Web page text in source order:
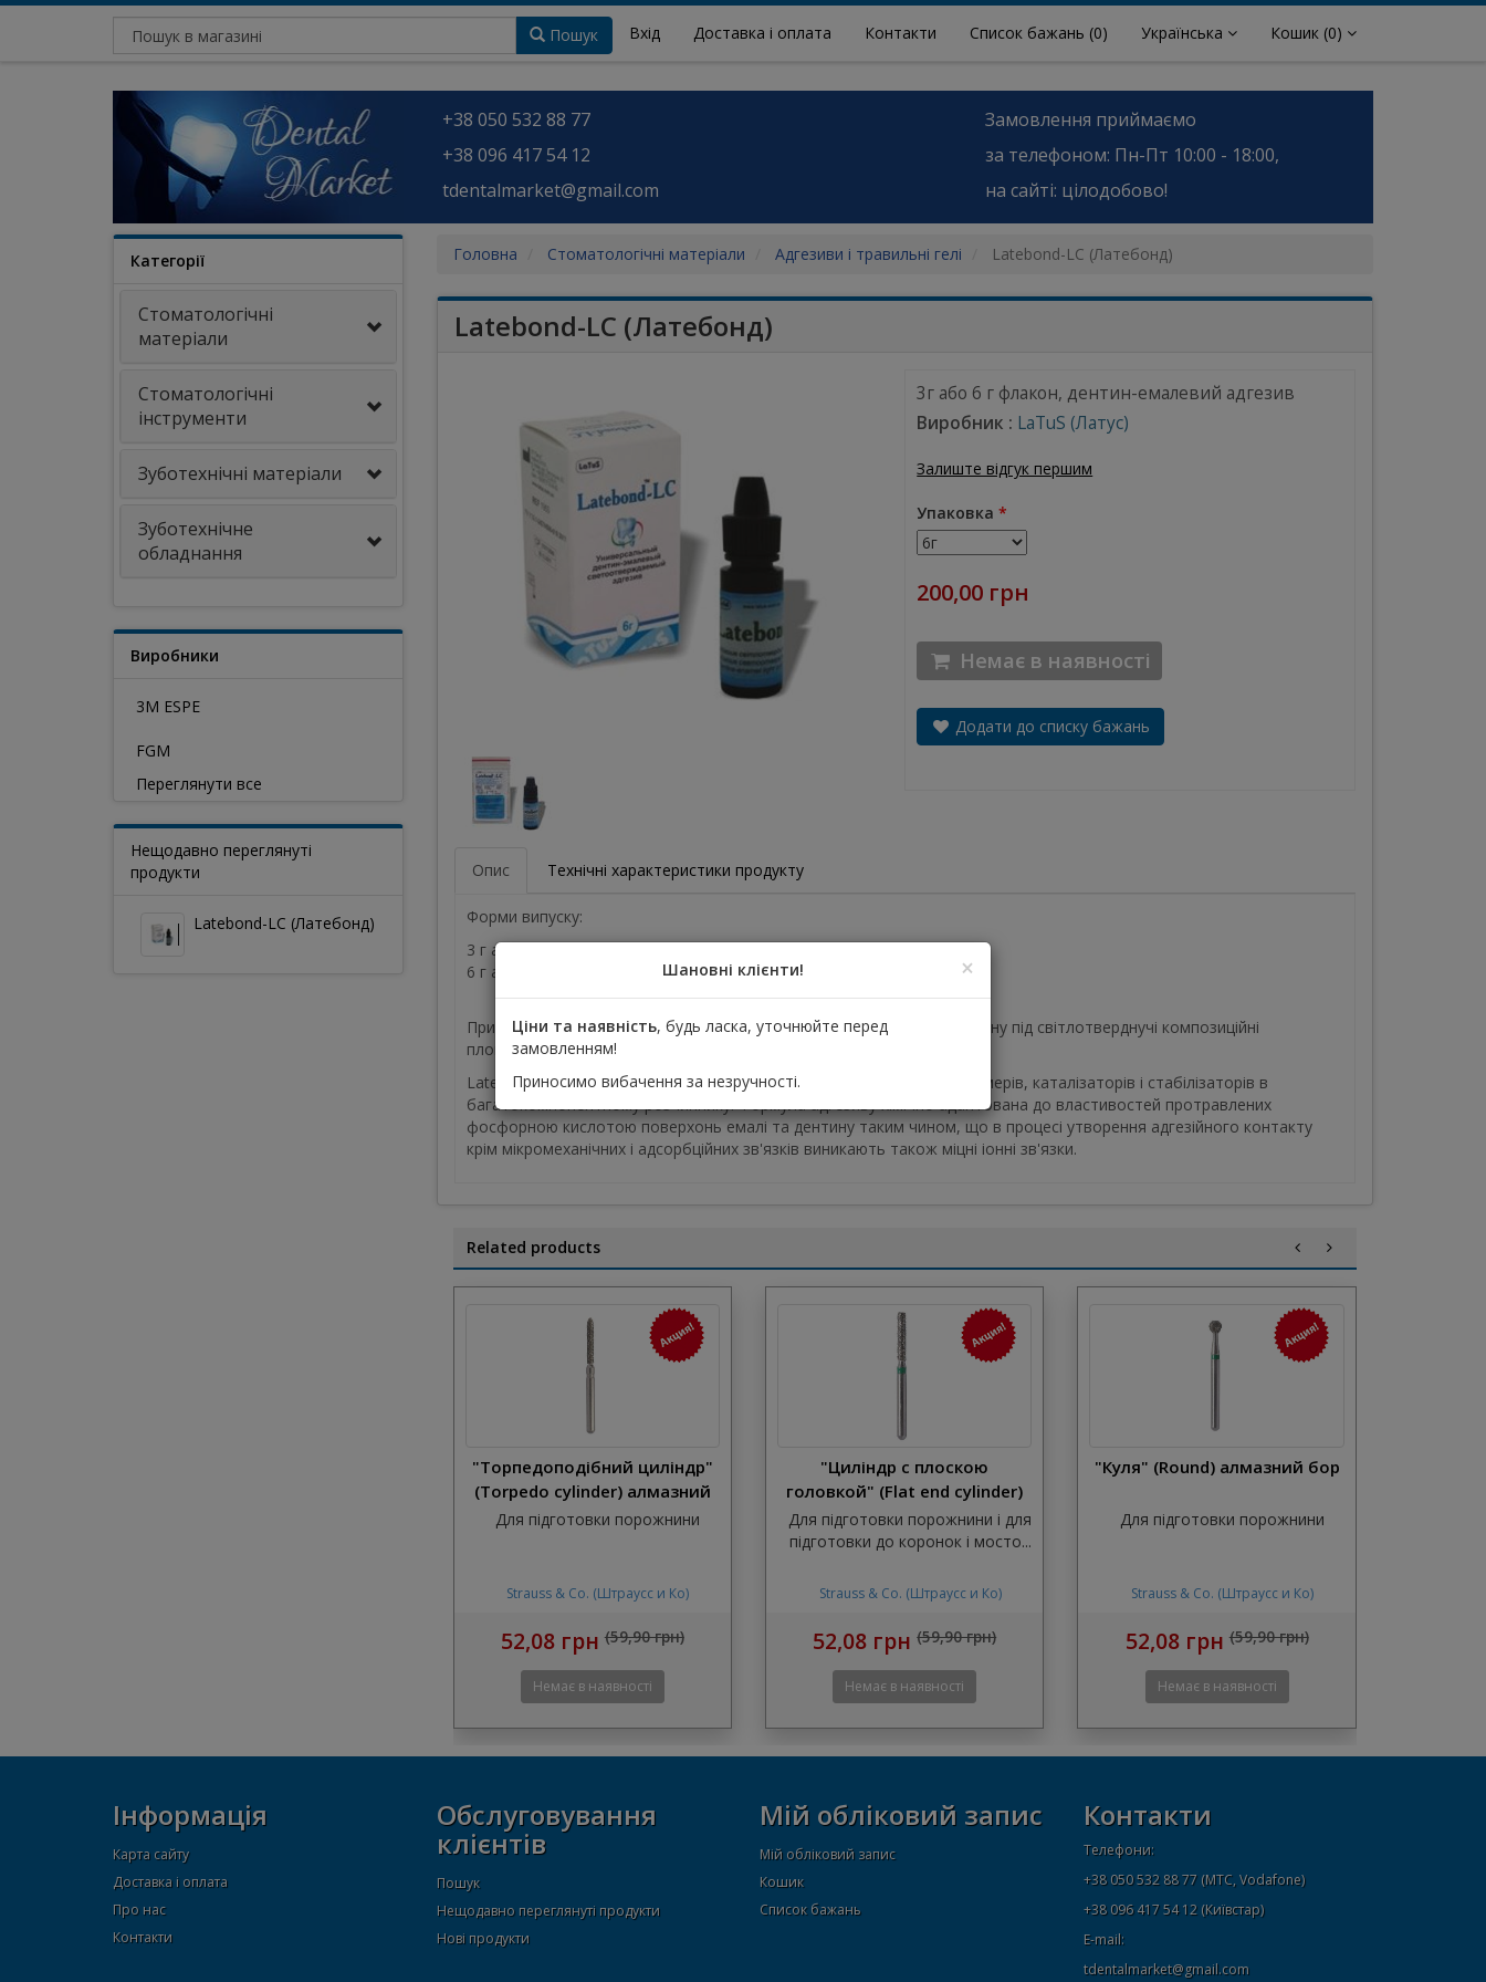
Вхід Доставка і оплата Контакти Список бажань (0) Українська Кошик (0)
Пошук
+38 050 532 88 77
+38 096 417 54 12
tdentalmarket@gmail.com
Замовлення приймаємо
за телефоном: Пн-Пт 10:00 - 18:00,
на сайті: цілодобово!
Категорії
Стоматологічні
матеріали
Стоматологічні
інструменти
Зуботехнічні матеріали
Зуботехнічне
обладнання
Виробники
3M ESPE
FGM
Переглянути все
Нещодавно переглянуті
продукти
Latebond-LC (Латебонд)
Головна Стоматологічні матеріали Адгезиви і травильні гелі Latebond-LC (Латебонд)
Latebond-LC (Латебонд)
3г або 6 г флакон, дентин-емалевий адгезив
Виробник : LaTuS (Латус)
Залиште відгук першим
Упаковка *
200,00 грн
Немає в наявності
Додати до списку бажань
Опис Технічні характеристики продукту
Форми випуску:
3 г адгезиву Latebond-LC
6 г адгезиву Latebond-LC
Призначений для застосування як адгезивний агент по емалі й дентину під світлотверднучі композиційні
пломбувальні матеріали будь-якого типу.
Latebond-LC є розчином Біс-ДМА, ТЕГДМА та інших акрилових мономерів, каталізаторів і стабілізаторів в
багатокомпонентному розчиннику. Формула адгезиву хімічно адаптована до властивостей протравлених
фосфорною кислотою поверхонь емалі та дентину таким чином, що в процесі утворення адгезійного контакту
крім мікромеханічних і адсорбційних зв'язків виникають також міцні іонні зв'язки.
Related products
"Торпедоподібний циліндр"
(Torpedo cylinder) алмазний
бор
Для підготовки порожнини
Strauss & Co. (Штраусс и Ко)
52,08 грн (59,90 грн)
"Циліндр с плоскою
головкой" (Flat end cylinder)
алмазний бор
Для підготовки порожнини і для
підготовки до коронок і мосто...
Strauss & Co. (Штраусс и Ко)
52,08 грн (59,90 грн)
"Куля" (Round) алмазний бор
Для підготовки порожнини
Strauss & Co. (Штраусс и Ко)
52,08 грн (59,90 грн)
Інформація
Карта сайту
Доставка і оплата
Про нас
Контакти
Обслуговування
клієнтів
Пошук
Нещодавно переглянуті продукти
Нові продукти
Мій обліковий запис
Мій обліковий запис
Кошик
Список бажань
Контакти
Телефони:
+38 050 532 88 77 (МТС, Vodafone)
+38 096 417 54 12 (Київстар)
E-mail:
tdentalmarket@gmail.com
Шановні клієнти! ×
Ціни та наявність, будь ласка, уточнюйте перед
замовленням!
Приносимо вибачення за незручності.